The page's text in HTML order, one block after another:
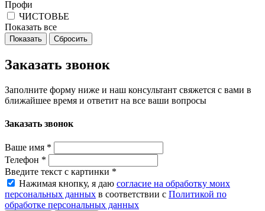
Профи
ЧИСТОВЬЕ
Показать все
Сбросить
Заказать звонок
Заполните форму ниже и наш консультант свяжется с вами в
ближайшее время и ответит на все ваши вопросы
Заказать звонок
Ваше имя *
Телефон *
Введите текст с картинки *
Нажимая кнопку, я даю согласие на обработку моих
персональных данных в соответствии с Политикой по
обработке персональных данных